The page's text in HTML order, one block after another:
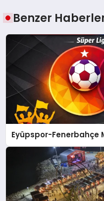
Benzer
Eyüpspor-Fenerbahçe